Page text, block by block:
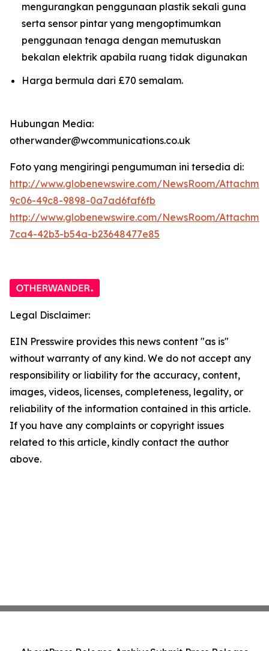
mengurangkan penggunaan plastik sekali guna
serta sensor pintar yang mengoptimumkan
penggunaan tenaga dengan memutuskan
bekalan elektrik apabila ruang tidak digunakan
Harga bermula dari £70 semalam.
Hubungan Media:
otherwander@wcommunications.co.uk
Foto yang mengiringi pengumuman ini tersedia di:
http://www.globenewswire.com/NewsRoom/
9c06-49c8-9898-0a7ad6faf6fb
http://www.globenewswire.com/NewsRoom/
7ca4-42b3-b54a-b23648477e85
Legal Disclaimer:
EIN Presswire provides this news content "as is"
without warranty of any kind. We do not accept any
responsibility or liability for the accuracy, content,
images, videos, licenses, completeness, legality, or
reliability of the information contained in this article.
If you have any complaints or copyright issues
related to this article, kindly contact the author
above.